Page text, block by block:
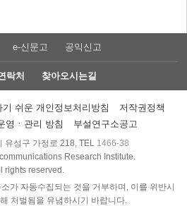
e-신문고 공익신고
락처 찾아오시는길
기 쉬운 개인정보처리방침
저작권정책
영ㆍ관리 방침
부설연구소공고
유성구 가정로 218, TEL 1466-38
Research Institute.
rights reserved.
가 자동수집되는 것을 거부하며, 이를 위반시
처벌됨을 유념하시기 바랍니다.